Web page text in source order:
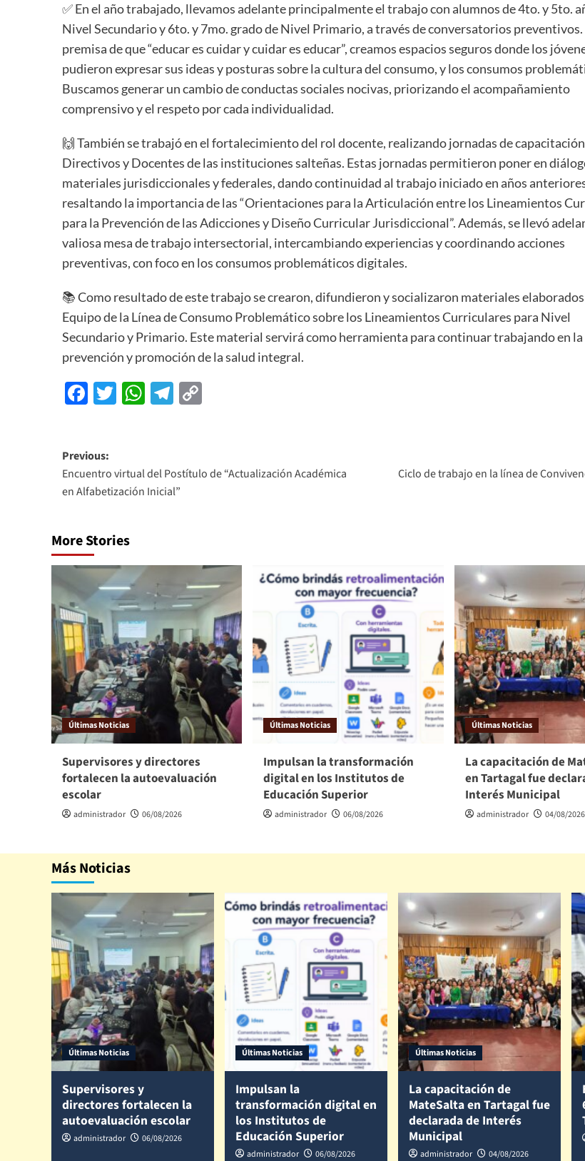
✅ En el año trabajado, llevamos adelante principalmente el trabajo con alumnos de 4to. y 5to.
Nivel Secundario y 6to. y 7mo. grado de Nivel Primario, a través de conversatorios preventivos.
premisa de que “educar es cuidar y cuidar es educar”, creamos espacios seguros donde los
pudieron expresar sus ideas y posturas sobre la cultura del consumo, y los consumos
Buscamos generar un cambio de conductas sociales nocivas, priorizando el acompañamiento
comprensivo y el respeto por cada individualidad.
🙌 También se trabajó en el fortalecimiento del rol docente, realizando jornadas de
Directivos y Docentes de las instituciones salteñas. Estas jornadas permitieron poner en
materiales jurisdiccionales y federales, dando continuidad al trabajo iniciado en años
resaltando la importancia de las “Orientaciones para la Articulación entre los Lineamientos
para la Prevención de las Adicciones y Diseño Curricular Jurisdiccional”. Además, se llevó
valiosa mesa de trabajo intersectorial, intercambiando experiencias y coordinando acciones
preventivas, con foco en los consumos problemáticos digitales.
📚 Como resultado de este trabajo se crearon, difundieron y socializaron materiales
Equipo de la Línea de Consumo Problemático sobre los Lineamientos Curriculares para Nivel
Secundario y Primario. Este material servirá como herramienta para continuar trabajando en la
prevención y promoción de la salud integral.
Facebook
Twitter
WhatsApp
Telegram
Previous:
Encuentro virtual del Postítulo de “Actualización Académica
en Alfabetización Inicial”
Ciclo de trabajo en la línea de
More Stories
Últimas Noticias
Supervisores y directores
fortalecen la autoevaluación
escolar
administrador 06/08/2026
Últimas Noticias
Impulsan la transformación
digital en los Institutos de
Educación Superior
administrador 06/08/2026
Últimas Noticias
La capacitación de
en Tartagal fue
Interés Municipal
administrador 04/08/2026
Más Noticias
Últimas Noticias
Supervisores y
directores fortalecen la
autoevaluación escolar
administrador 06/08/2026
Últimas Noticias
Impulsan la
transformación digital en
los Institutos de
Educación Superior
administrador 06/08/2026
Últimas Noticias
La capacitación de
MateSalta en Tartagal fue
declarada de Interés
Municipal
administrador 04/08/2026